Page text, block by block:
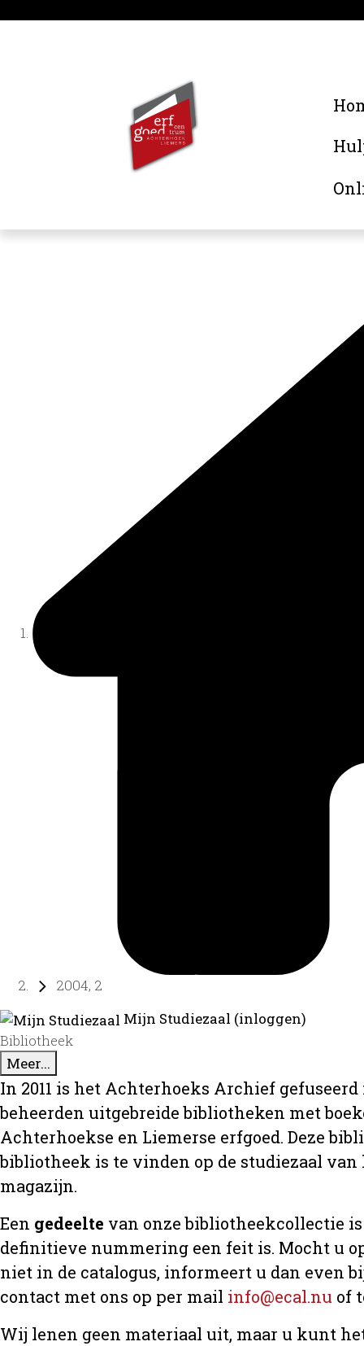
2004, 2
Mijn Studiezaal (inloggen)
Bibliotheek
Meer...
In 2011 is het Achterhoeks Archief
beheerden uitgebreide bibliotheken met
Achterhoekse en Liemerse erfgoed. Deze
bibliotheek is te vinden op de studiezaal
magazijn.
Een gedeelte van onze bibliotheekcollectie
definitieve nummering een feit is. Mocht u
niet in de catalogus, informeert u dan even
contact met ons op per mail info@ecal.nu of
Wij lenen geen materiaal uit, maar u kunt